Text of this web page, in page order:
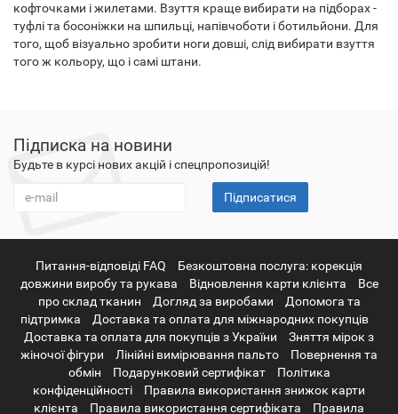
кофточками і жилетами. Взуття краще вибирати на підборах -
туфлі та босоніжки на шпильці, напівчоботи і ботильйони. Для
того, щоб візуально зробити ноги довші, слід вибирати взуття
того ж кольору, що і самі штани.
Підписка на новини
Будьте в курсі нових акцій і спецпропозицій!
Підписатися
Питання-відповіді FAQ
Безкоштовна послуга: корекція
довжини виробу та рукава
Відновлення карти клієнта
Все
про склад тканин
Догляд за виробами
Допомога та
підтримка
Доставка та оплата для міжнародних покупців
Доставка та оплата для покупців з України
Зняття мірок з
жіночої фігури
Лінійні вимірювання пальто
Повернення та
обмін
Подарунковий сертифікат
Політика
конфіденційності
Правила використання знижок карти
клієнта
Правила використання сертифіката Правила